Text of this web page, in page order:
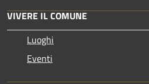
VIVERE IL COMUNE
Luoghi
Eventi